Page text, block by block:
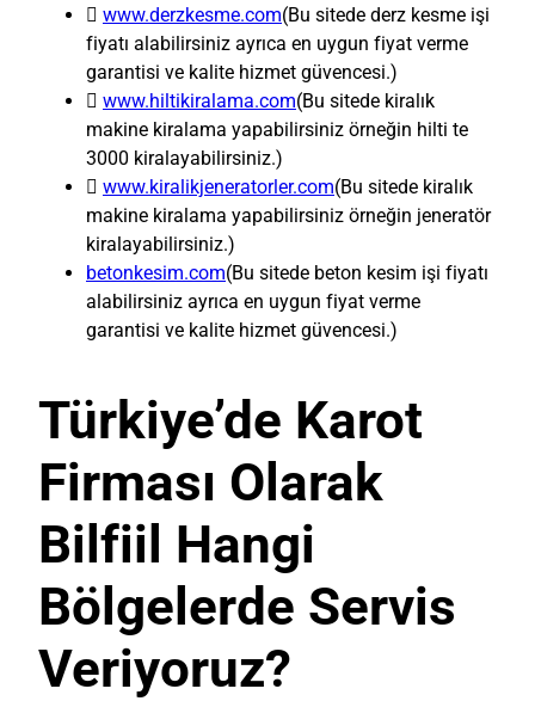
 www.derzkesme.com(Bu sitede derz kesme işi
fiyatı alabilirsiniz ayrıca en uygun fiyat verme
garantisi ve kalite hizmet güvencesi.)
 www.hiltikiralama.com(Bu sitede kiralık
makine kiralama yapabilirsiniz örneğin hilti te
3000 kiralayabilirsiniz.)
 www.kiralikjeneratorler.com(Bu sitede kiralık
makine kiralama yapabilirsiniz örneğin jeneratör
kiralayabilirsiniz.)
betonkesim.com(Bu sitede beton kesim işi fiyatı
alabilirsiniz ayrıca en uygun fiyat verme
garantisi ve kalite hizmet güvencesi.)
Türkiye’de Karot
Firması Olarak
Bilfiil Hangi
Bölgelerde Servis
Veriyoruz?